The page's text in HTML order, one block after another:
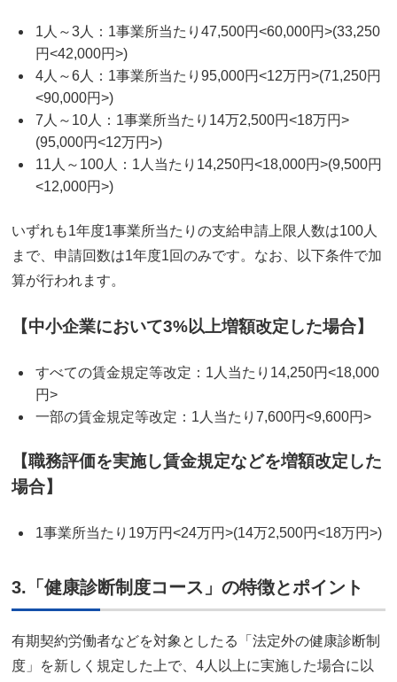
1人～3人：1事業所当たり47,500円<60,000円>(33,250
円<42,000円>)
4人～6人：1事業所当たり95,000円<12万円>(71,250円
<90,000円>)
7人～10人：1事業所当たり14万2,500円<18万円>
(95,000円<12万円>)
11人～100人：1人当たり14,250円<18,000円>(9,500円
<12,000円>)
いずれも1年度1事業所当たりの支給申請上限人数は100人
まで、申請回数は1年度1回のみです。なお、以下条件で加
算が行われます。
【中小企業において3%以上増額改定した場合】
すべての賃金規定等改定：1人当たり14,250円<18,000
円>
一部の賃金規定等改定：1人当たり7,600円<9,600円>
【職務評価を実施し賃金規定などを増額改定した
場合】
1事業所当たり19万円<24万円>(14万2,500円<18万円>)
3.「健康診断制度コース」の特徴とポイント
有期契約労働者などを対象としたる「法定外の健康診断制
度」を新しく規定した上で、4人以上に実施した場合に以